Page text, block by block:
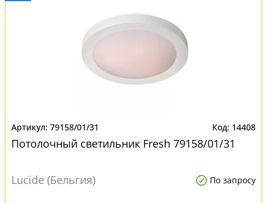
79158/01/31 14408
Потолочный светильник Fresh 79158/01/31
Lucide (Бельгия) По запросу